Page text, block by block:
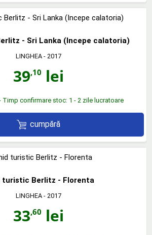
- Sri Lanka (Incepe calatoria)
LINGHEA - 2017
39,10 lei
Timp confirmare stoc: 1 - 2 zile lucratoare
cumpără
turistic Berlitz - Florenta
LINGHEA - 2017
33,60 lei